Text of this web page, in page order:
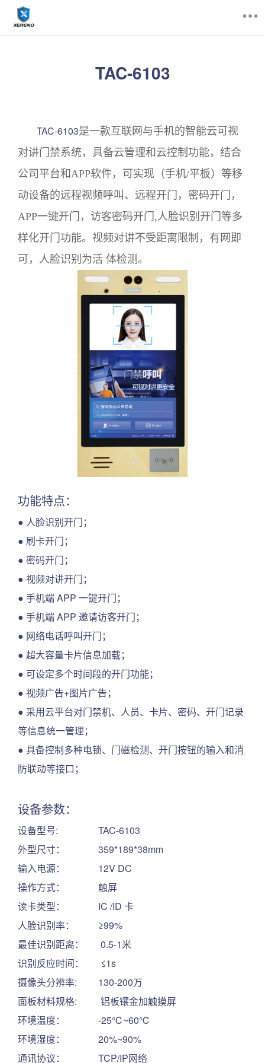
关于我们
招商/代理
400-6655-126
028-8316-5055
18190747920
TAC-6103
TAC-6103是一款互联网与手机的智能云可视
对讲门禁系统，具备云管理和云控制功能，结合
公司平台和APP软件，可实现（手机/平板）等移
动设备的远程视频呼叫、远程开门，密码开门，
APP一键开门，访客密码开门,人脸识别开门等多
样化开门功能。视频对讲不受距离限制，有网即
可，人脸识别为活 体检测。
功能特点：
● 人脸识别开门；
● 刷卡开门；
● 密码开门；
● 视频对讲开门；
● 手机端 APP 一键开门；
● 手机端 APP 邀请访客开门；
● 网络电话呼叫开门；
● 超大容量卡片信息加载；
● 可设定多个时间段的开门功能；
● 视频广告+图片广告；
● 采用云平台对门禁机、人员、卡片、密码、开门记录
等信息统一管理；
● 具备控制多种电锁、门磁检测、开门按钮的输入和消
防联动等接口；
设备参数：
设备型号: TAC-6103
外型尺寸： 359*189*38mm
输入电源： 12V DC
操作方式： 触屏
读卡类型： IC /ID 卡
人脸识别率： ≥99%
最佳识别距离： 0.5-1米
识别反应时间： ≤1s
摄像头分辨率: 130-200万
面板材料规格: 铝板镶金加触摸屏
环境温度： -25℃~60℃
环境湿度： 20%~90%
通讯协议： TCP/IP网络